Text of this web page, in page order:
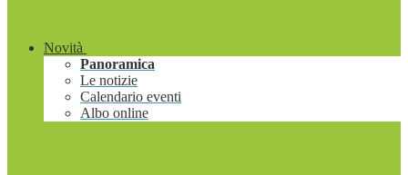
Novità
Panoramica
Le notizie
Calendario eventi
Albo online